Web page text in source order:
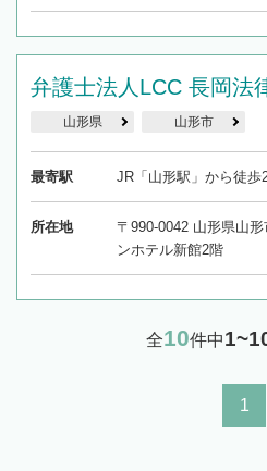
弁護士法人LCC 長岡法
山形県 山形市
最寄駅 JR「山形駅」から徒歩
所在地
〒990-0042 山形県山
ンホテル新館2階
全10件中
1